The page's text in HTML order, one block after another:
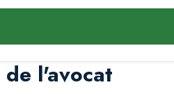
l'avocat